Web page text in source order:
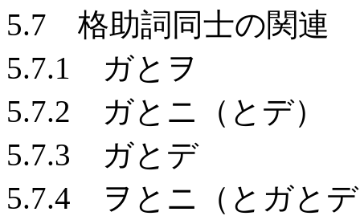
5.7 格助詞同士の関連
5.7.1 ガとヲ
5.7.2 ガとニ（とデ）
5.7.3 ガとデ
5.7.4 ヲとニ（とガと